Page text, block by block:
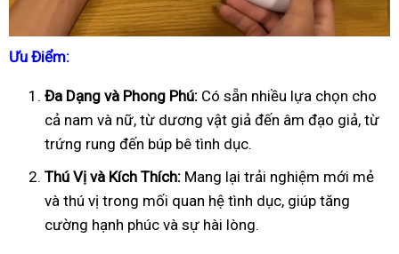
Ưu Điểm:
Đa Dạng và Phong Phú: Có sẵn nhiều lựa chọn cho
cả nam và nữ, từ dương vật giả đến âm đạo giả, từ
trứng rung đến búp bê tình dục.
Thú Vị và Kích Thích: Mang lại trải nghiệm mới mẻ
và thú vị trong mối quan hệ tình dục, giúp tăng
cường hạnh phúc và sự hài lòng.